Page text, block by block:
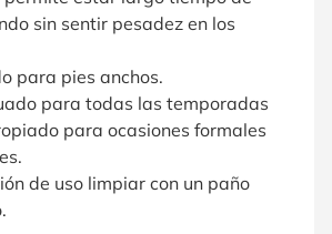
sin sentir pesadez en los
para pies anchos.
para todas las temporadas
para ocasiones formales
de uso limpiar con un paño